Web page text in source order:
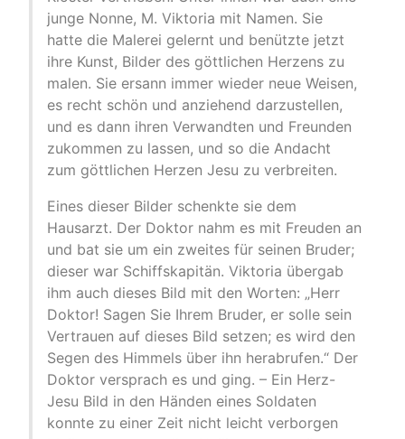
junge Nonne, M. Viktoria mit Namen. Sie
hatte die Malerei gelernt und benützte jetzt
ihre Kunst, Bilder des göttlichen Herzens zu
malen. Sie ersann immer wieder neue Weisen,
es recht schön und anziehend darzustellen,
und es dann ihren Verwandten und Freunden
zukommen zu lassen, und so die Andacht
zum göttlichen Herzen Jesu zu verbreiten.
Eines dieser Bilder schenkte sie dem
Hausarzt. Der Doktor nahm es mit Freuden an
und bat sie um ein zweites für seinen Bruder;
dieser war Schiffskapitän. Viktoria übergab
ihm auch dieses Bild mit den Worten: „Herr
Doktor! Sagen Sie Ihrem Bruder, er solle sein
Vertrauen auf dieses Bild setzen; es wird den
Segen des Himmels über ihn herabrufen.“ Der
Doktor versprach es und ging. – Ein Herz-
Jesu Bild in den Händen eines Soldaten
konnte zu einer Zeit nicht leicht verborgen